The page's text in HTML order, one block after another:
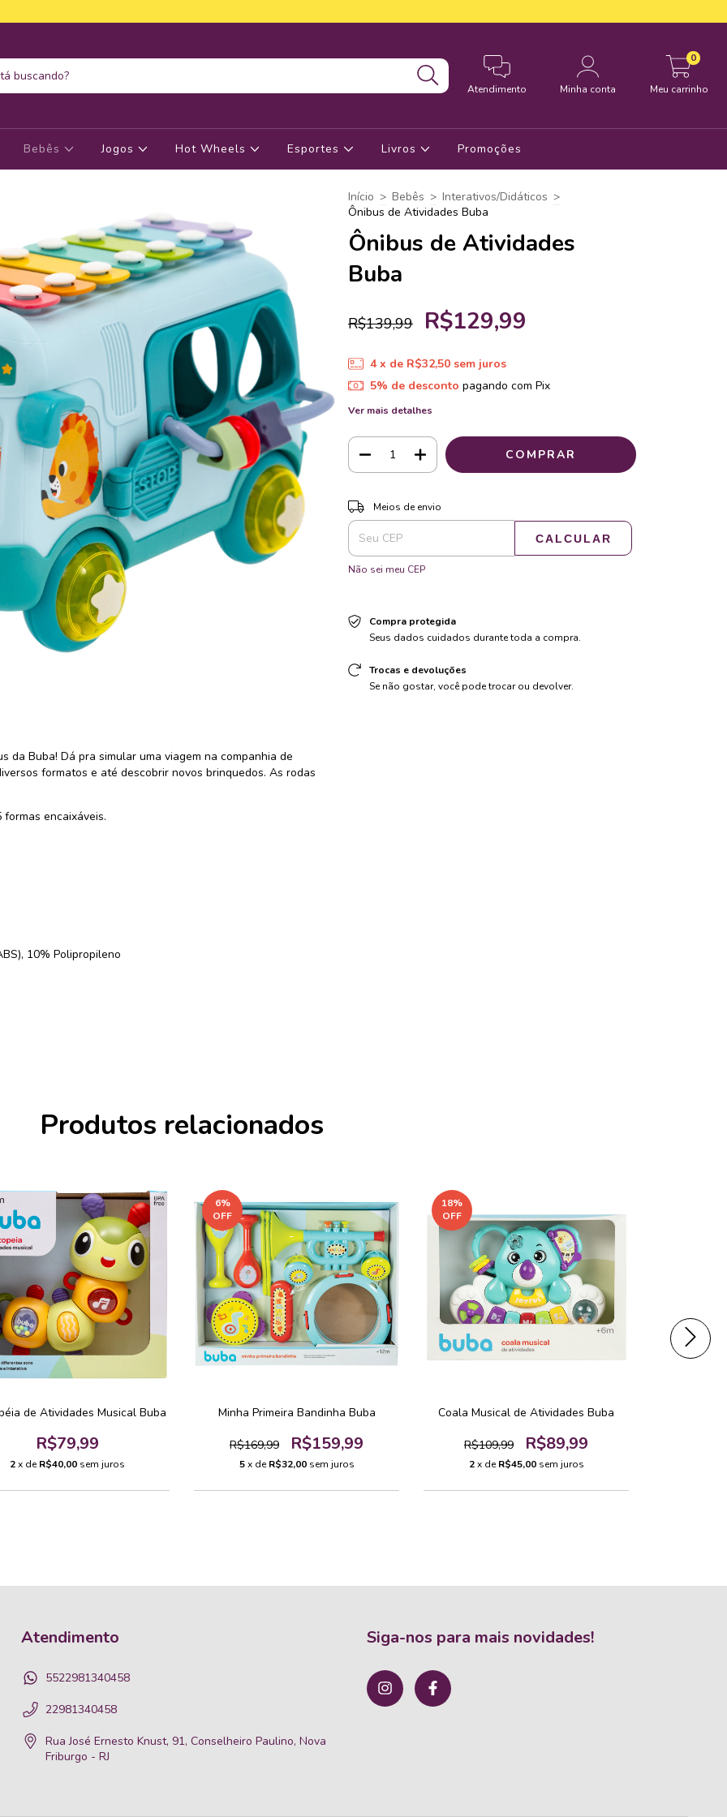
Atendimento Minha conta Meu carrinho
0
Bebês Jogos Hot Wheels Esportes Livros Promoções
da Buba! Dá pra simular uma viagem na companhia de
formatos e até descobrir novos brinquedos. As rodas
encaixáveis.
10% Polipropileno
Início > Bebês > Interativos/Didáticos >
Ônibus de Atividades Buba
Ônibus de Atividades
Buba
R$139,99 R$129,99
4 x de R$32,50 sem juros
5% de desconto pagando com Pix
Ver mais detalhes
Entregas para o CEP:
Meios de envio
CALCULAR
Não sei meu CEP
Compra protegida
Seus dados cuidados durante toda a compra.
Trocas e devoluções
Se não gostar, você pode trocar ou devolver.
Produtos relacionados
de Atividades Musical Buba
R$79,99
2 x deR$40,00 sem juros
6%
OFF
Minha Primeira Bandinha Buba
R$169,99 R$159,99
5 x deR$32,00 sem juros
18%
OFF
Coala Musical de Atividades Buba
R$109,99 R$89,99
2 x deR$45,00 sem juros
Atendimento
5522981340458
22981340458
Rua José Ernesto Knust, 91, Conselheiro Paulino, Nova
Friburgo - RJ
Siga-nos para mais novidades!